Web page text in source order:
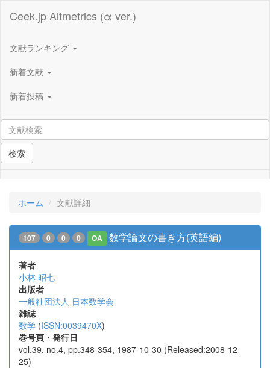
Ceek.jp Altmetrics (α ver.)
文献ランキング
新着文献
新着投稿
検索
ホーム 文献詳細
107 0 0 0 OA 数学論文の書き方(英語編)
著者
小林 昭七
出版者
一般社団法人 日本数学会
雑誌
数学 (ISSN:0039470X)
巻号頁・発行日
vol.39, no.4, pp.348-354, 1987-10-30 (Released:2008-12-
25)